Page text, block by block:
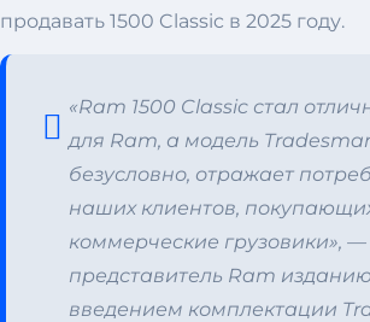
продавать 1500 Classic в 2025 году.
«Ram 1500 Classic стал
для Ram, а модель
безусловно, отражает
наших клиентов,
коммерческие грузовики», —
представитель Ram
введением комплектации